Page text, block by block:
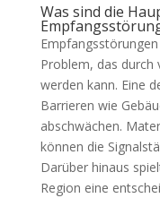
Was sind die
Problem, das durch
werden kann. Eine
Barrieren wie
abschwächen.
können die
Darüber hinaus
Region eine